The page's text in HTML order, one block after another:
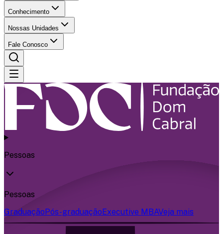
Conhecimento
Nossas Unidades
Fale Conosco
Pessoas
Pessoas
GraduaçãoPós-graduaçãoExecutive MBAVeja mais